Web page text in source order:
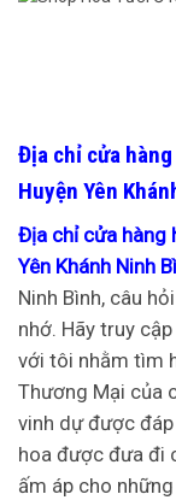
Địa chỉ cửa hàng
Huyện Yên
Địa chỉ cửa hàng
Yên Khánh Ninh
Ninh Bình, câu
nhớ. Hãy truy
với tôi nhằm tìm
Thương Mại của
vinh dự được
hoa được đưa đi
ấm áp cho